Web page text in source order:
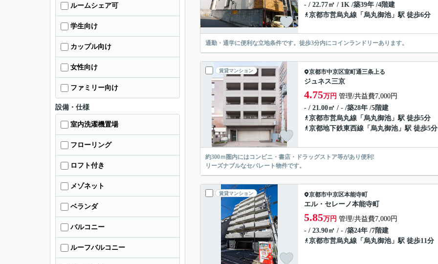
- / 22.77㎡ / 1K /築39年 /4階建
京都市営烏丸線 「 烏丸御池」駅 徒歩6分
通勤・通学に便利な立地条件です。徒歩3分内にコインランドリーあります。
賃貸マンション 京都市中京区室町通三条上る
ジュネス三京
4.75万円 管理/共益費7,000円
- / 21.00㎡ / - /築28年 /5階建
京都市営烏丸線 「 烏丸御池」駅 徒歩5分
京都地下鉄東西線 「 烏丸御池」駅 徒歩5分
約300ｍ圏内にはコンビニ・書店・ドラッグストア等があり便利!
リーズナブルなセパレート物件です。
賃貸マンション 京都市中京区本能寺町
エル・セレーノ本能寺町
5.85万円 管理/共益費7,000円
- / 23.90㎡ / - /築24年 /7階建
京都市営烏丸線 「 烏丸御池」駅 徒歩11分
ルームシェア可
学生向け
カップル向け
女性向け
ファミリー向け
設備・仕様
室内洗濯機置場
フローリング
ロフト付き
メゾネット
ベランダ
バルコニー
ルーフバルコニー